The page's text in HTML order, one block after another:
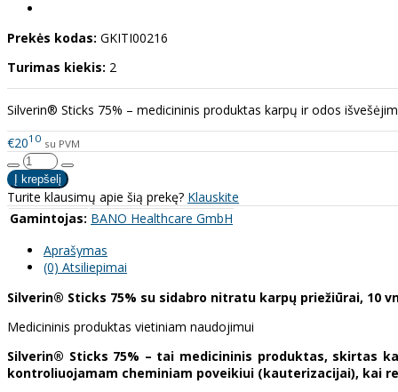
Prekės kodas: GKITI00216
Turimas kiekis: 2
Silverin® Sticks 75% – medicininis produktas karpų ir odos
€2010 su PVM
Turite klausimų apie šią prekę? Klauskite
Gamintojas: BANO Healthcare GmbH
Aprašymas
(0) Atsiliepimai
Silverin® Sticks 75% su sidabro nitratu karpų priežiūrai, 10
Medicininis produktas vietiniam naudojimui
Silverin® Sticks 75% – tai medicininis produktas, skirtas
kontroliuojamam cheminiam poveikiui (kauterizacijai), kai